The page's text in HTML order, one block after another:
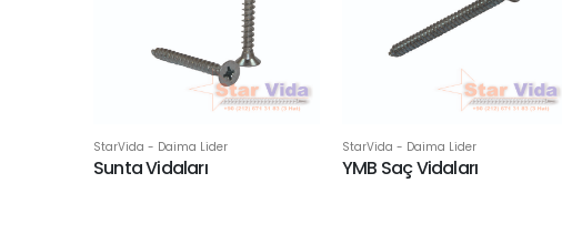
StarVida - Daima Lider
Sunta Vidaları
StarVida - Daima Lider
YMB Saç Vidaları